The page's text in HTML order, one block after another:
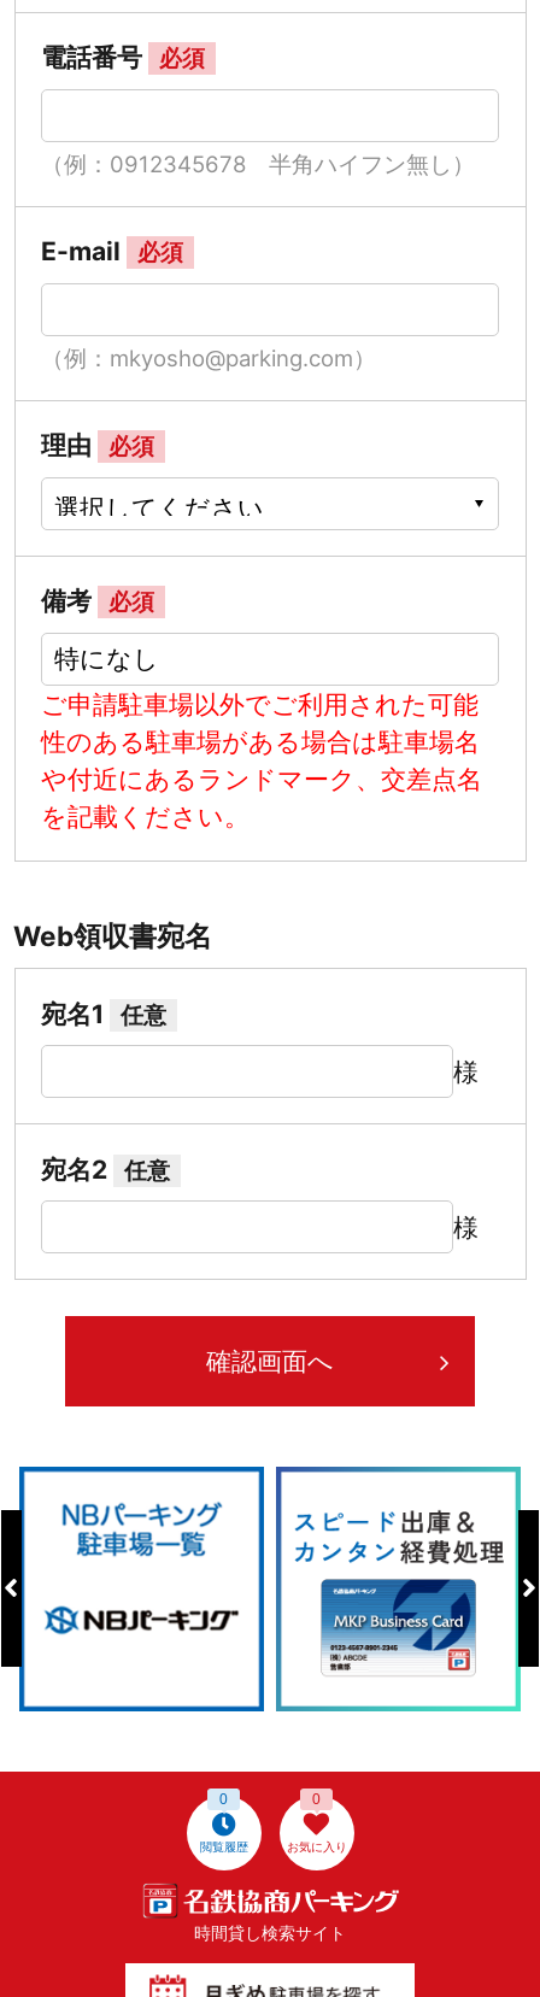
電話番号 必須
（例：0912345678 半角ハイフン無し）
E-mail 必須
（例：mkyosho@parking.com）
理由 必須
備考 必須
ご申請駐車場以外でご利用された可能
性のある駐車場がある場合は駐車場名
や付近にあるランドマーク、交差点名
を記載ください。
Web領収書宛名
宛名1 任意
様
宛名2 任意
様
閲覧履歴
0
お気に入り
0
時間貸し検索サイト